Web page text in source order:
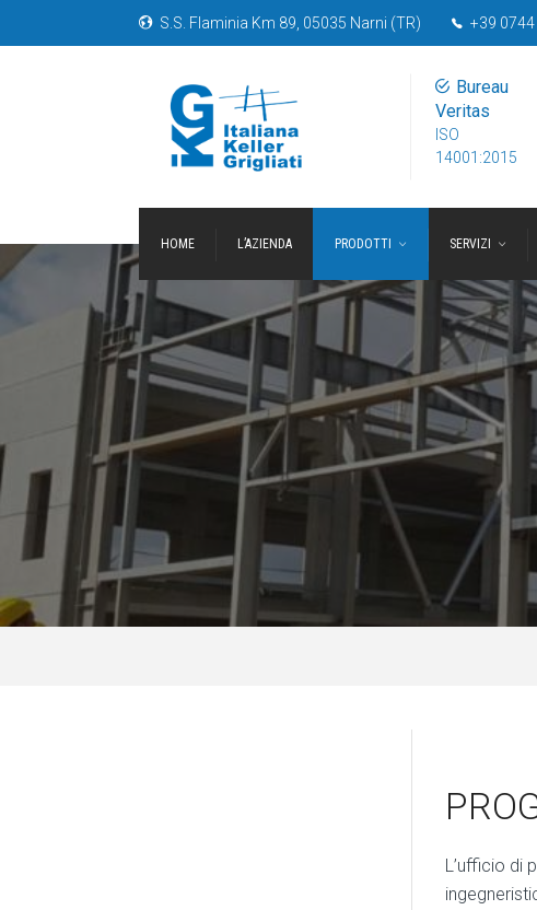
S.S. Flaminia Km 89, 05035 Narni (TR) +39 0744
Bureau
Veritas
ISO
14001:2015
HOME L’AZIENDA PRODOTTI SERVIZI
L’ufficio di